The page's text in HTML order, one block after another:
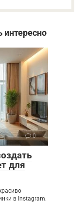
0
для
в Instagram.